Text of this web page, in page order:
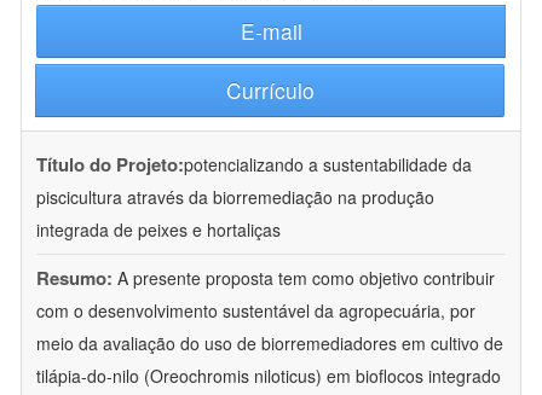
E-mail
Currículo
Título do Projeto:potencializando a sustentabilidade da
piscicultura através da biorremediação na produção
integrada de peixes e hortaliças
Resumo: A presente proposta tem como objetivo contribuir
com o desenvolvimento sustentável da agropecuária, por
meio da avaliação do uso de biorremediadores em cultivo de
tilápia-do-nilo (Oreochromis niloticus) em bioflocos integrado